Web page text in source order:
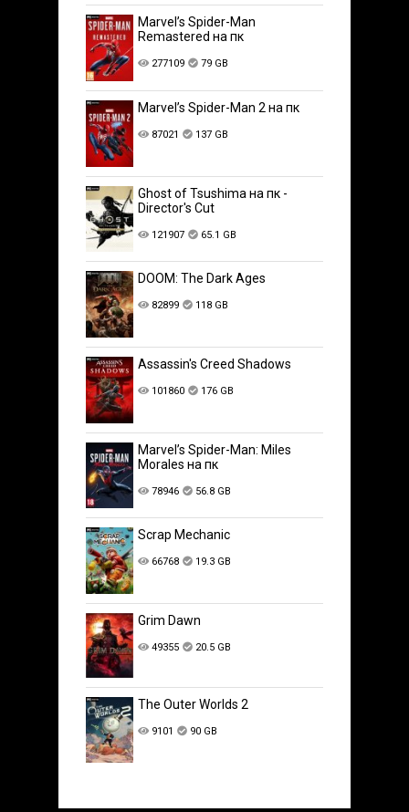
Marvel’s Spider-Man
Remastered на пк
277109 79 GB
Marvel’s Spider-Man 2 на пк
87021 137 GB
Ghost of Tsushima на пк -
Director's Cut
121907 65.1 GB
DOOM: The Dark Ages
82899 118 GB
Assassin's Creed Shadows
101860 176 GB
Marvel’s Spider-Man: Miles
Morales на пк
78946 56.8 GB
Scrap Mechanic
66768 19.3 GB
Grim Dawn
49355 20.5 GB
The Outer Worlds 2
9101 90 GB